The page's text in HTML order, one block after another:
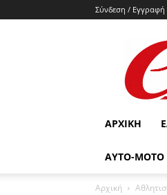
Σύνδεση / Εγγραφή
ΑΡΧΙΚΉ
ΑΥΤΟ-ΜΟΤΟ
Αρχική